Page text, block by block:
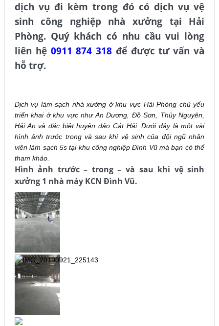
dịch vụ đi kèm trong đó có dịch vụ vệ
sinh công nghiệp nhà xưởng tại Hải
Phòng. Quý khách có nhu cầu vui lòng
liên hệ 0911 874 318 để được tư vấn và
hỗ trợ.
Dịch vụ làm sạch nhà xưởng ở khu vực Hải Phòng chủ yếu
triển khai ở khu vực như An Dương, Đồ Sơn, Thủy Nguyên,
Hải An và đặc biệt huyện đảo Cát Hải. Dưới đây là một vài
hình ảnh trước trong và sau khi vệ sinh của đội ngũ nhân
viên làm sạch 5s tại khu công nghiệp Đình Vũ mà bạn có thể
tham khảo.
Hình ảnh trước – trong – và sau khi vệ sinh
xưởng 1 nhà máy KCN Đình Vũ.